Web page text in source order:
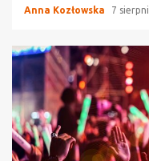
Anna Kozłowska 7